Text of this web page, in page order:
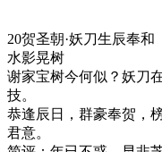
20贺圣朝·妖刀生辰奉和
水影晃树
谢家宝树今何似？妖刀
技。
恭逢辰日，群豪奉贺，
君意。